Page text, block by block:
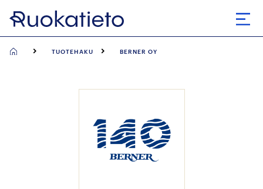
Siirry
suoraan
TUOTEHAKU BERNER OY